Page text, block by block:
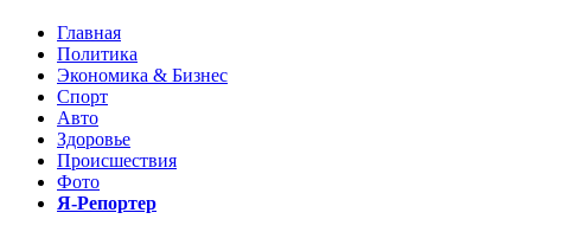
Главная
Политика
Экономика & Бизнес
Спорт
Авто
Здоровье
Происшествия
Фото
Я-Репортер